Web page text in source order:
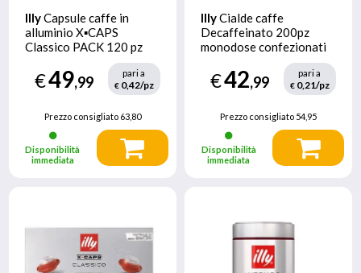
IllyCapsule caffe in
alluminio X▪CAPS
Classico PACK 120 pz
€49,99
pari a
€0,42/pz
Prezzo consigliato63,80
Disponibilità
immediata
IllyCialde caffe
Decaffeinato 200pz
monodose confezionati
singolarmente in
atmosfera protettiva
€42,99
pari a
€0,21/pz
Prezzo consigliato 54,95
Disponibilità
immediata